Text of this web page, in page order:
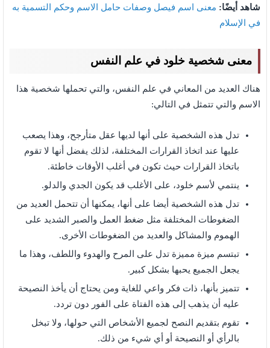
شاهد أيضًا: معنى اسم فيصل وصفات حامل الاسم وحكم التسمية به
في الإسلام
معنى شخصية خلود في علم النفس
هناك العديد من المعاني في علم النفس، والتي تحملها شخصية هذا
الاسم والتي تتمثل في التالي:
تدل هذه الشخصية على أنها لديها عقل متأرجح، وهذا يصعب
عليها عند اتخاذ القرارات المختلفة، لذلك يفضل أنها لا تقوم
باتخاذ القرارات حيث تكون في أغلب الأوقات خاطئة.
ينتمي لأسم خلود، على الأغلب قد يكون الجدي والدلو.
تدل هذه الشخصية أيضا على أنها، يمكنها أن تتحمل العديد من
الضغوطات المختلفة مثل ضغط العمل والصبر الشديد على
الهموم والمشاكل والعديد من الضغوطات الأخرى.
تبتسم ميزة مميزة تدل على المرح والهدوء واللطف، وهذا ما
يجعل الجميع يحبها بشكل كبير.
تتميز بأنها، ذات فكر واعي للغاية ومن يحتاج أن يأخذ النصيحة
عليه أن يذهب إلى هذه الفتاة على الفور دون تردد.
تقوم بتقديم النصح لجميع الأشخاص التي حولها، ولا تبخل
بالرأي أو النصيحة أو أي شيء من ذلك.